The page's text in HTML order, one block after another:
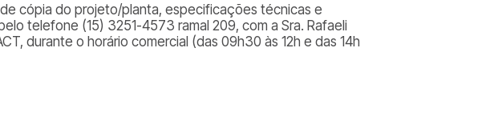
cópia do projeto/planta, especificações técnicas e
telefone (15) 3251-4573 ramal 209, com a Sra. Rafaeli
durante o horário comercial (das 09h30 às 12h e das 14h